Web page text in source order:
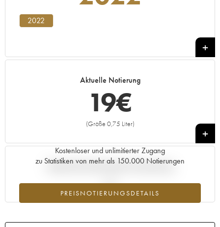
2022
Aktuelle Notierung
19€
(Größe 0,75 Liter)
+
Kostenloser und unlimitierter Zugang
zu Statistiken von mehr als 150.000 Notierungen
PREISNOTIERUNGSDETAILS
Aktuelle Entwicklung der Preisnotierung